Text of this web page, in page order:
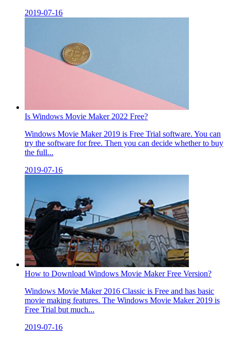
2019-07-16
Is Windows Movie Maker 2022 Free?
Windows Movie Maker 2019 is Free Trial software. You can
try the software for free. Then you can decide whether to buy
the full...
2019-07-16
How to Download Windows Movie Maker Free Version?
Windows Movie Maker 2016 Classic is Free and has basic
movie making features. The Windows Movie Maker 2019 is
Free Trial but much...
2019-07-16